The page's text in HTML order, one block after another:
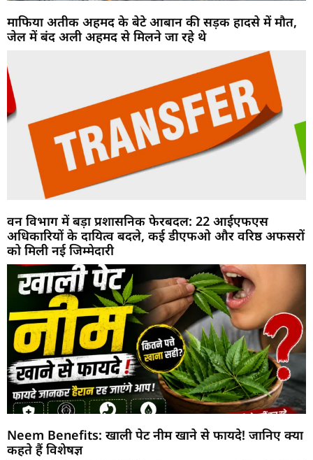
माफिया अतीक अहमद के बेटे आबान की सड़क हादसे में मौत,
जेल में बंद अली अहमद से मिलने जा रहे थे
वन विभाग में बड़ा प्रशासनिक फेरबदल: 22 आईएफएस
अधिकारियों के दायित्व बदले, कई डीएफओ और वरिष्ठ अफसरों
को मिली नई जिम्मेदारी
Neem Benefits: खाली पेट नीम खाने से फायदे! जानिए क्या
कहते हैं विशेषज्ञ